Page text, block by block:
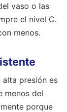
vaso o las
el nivel C.
menos.
presión es
menos del
porque